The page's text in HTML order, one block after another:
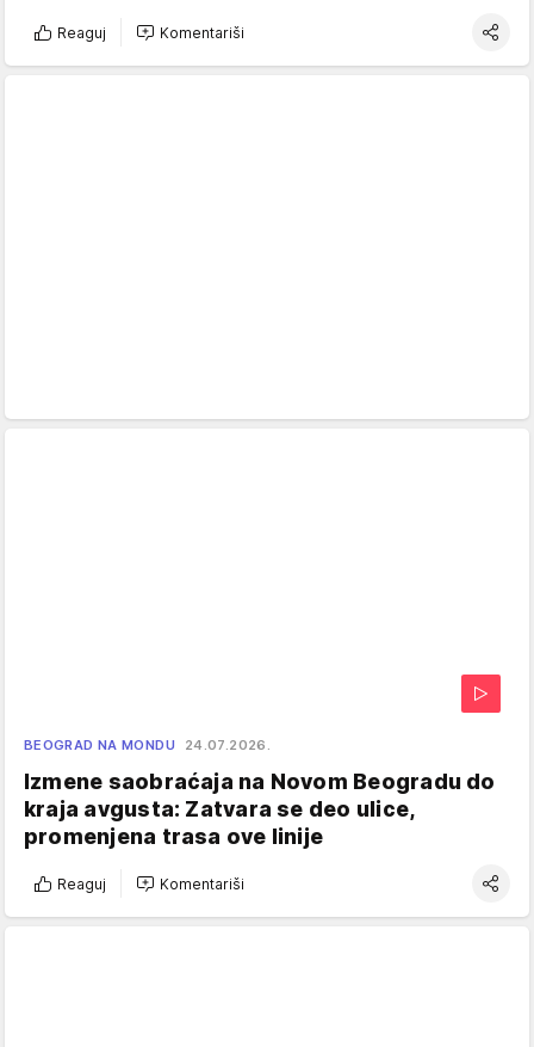
Reaguj Komentariši
BEOGRAD NA MONDU 24.07.2026.
Izmene saobraćaja na Novom Beogradu do
kraja avgusta: Zatvara se deo ulice,
promenjena trasa ove linije
Reaguj Komentariši